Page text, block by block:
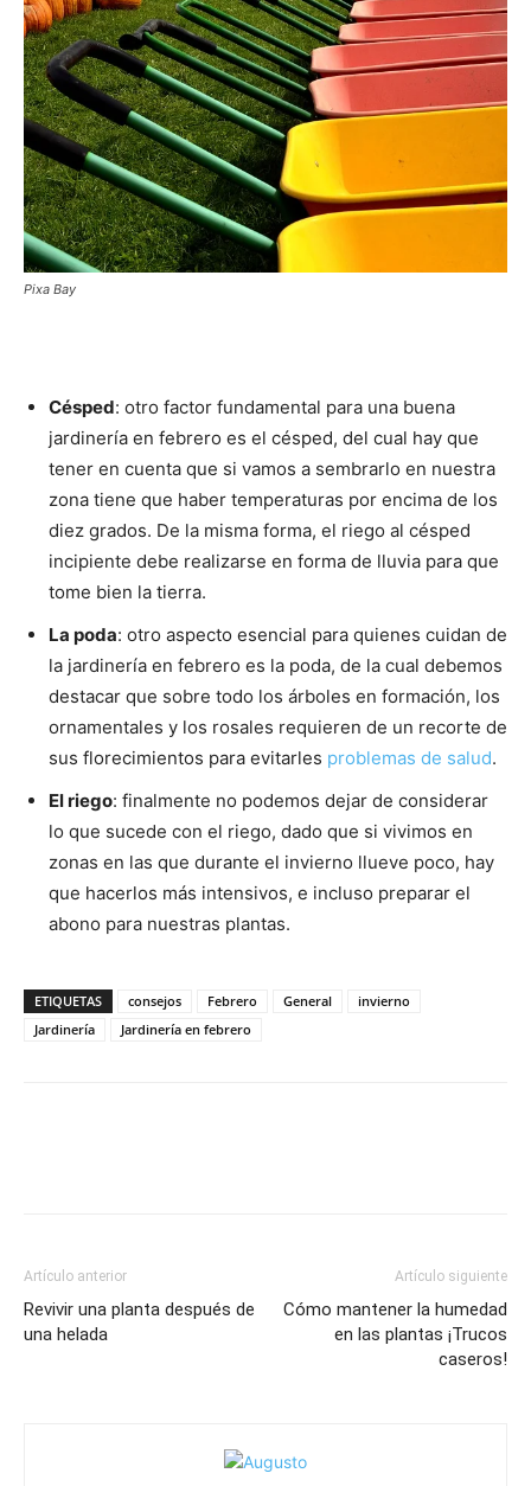
Pixa Bay
Césped: otro factor fundamental para una buena
jardinería en febrero es el césped, del cual hay que
tener en cuenta que si vamos a sembrarlo en nuestra
zona tiene que haber temperaturas por encima de los
diez grados. De la misma forma, el riego al césped
incipiente debe realizarse en forma de lluvia para que
tome bien la tierra.
La poda: otro aspecto esencial para quienes cuidan de
la jardinería en febrero es la poda, de la cual debemos
destacar que sobre todo los árboles en formación, los
ornamentales y los rosales requieren de un recorte de
sus florecimientos para evitarles problemas de salud.
El riego: finalmente no podemos dejar de considerar
lo que sucede con el riego, dado que si vivimos en
zonas en las que durante el invierno llueve poco, hay
que hacerlos más intensivos, e incluso preparar el
abono para nuestras plantas.
ETIQUETAS consejos Febrero General
invierno
Jardinería
Jardinería en febrero
Artículo anterior
Revivir una planta después de
una helada
Artículo siguiente
Cómo mantener la humedad
en las plantas ¡Trucos
caseros!